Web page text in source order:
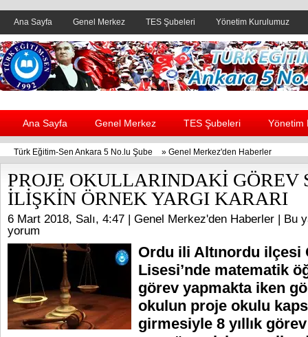
Ana Sayfa Genel Merkez TES Şubeleri Yönetim Kurulumuz
Header yanı reklam alanı
Ana Sayfa Genel Merkez TES Şubeleri Yönetim
Türk Eğitim-Sen Ankara 5 No.lu Şube » Genel Merkez'den Haberler
PROJE OKULLARINDAKİ GÖREV
İLİŞKİN ÖRNEK YARGI KARARI
6 Mart 2018, Salı, 4:47 | Genel Merkez'den Haberler | Bu
yorum
Ordu ili Altınordu ilçesi
Lisesi’nde matematik
görev yapmakta iken
okulun proje okulu
girmesiyle 8 yıllık